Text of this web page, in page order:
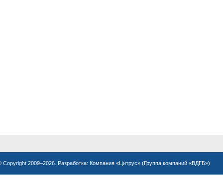
Copyright 2009–2026. Разработка: Компания «Цитрус» (Группа компаний «ВДГБ»)